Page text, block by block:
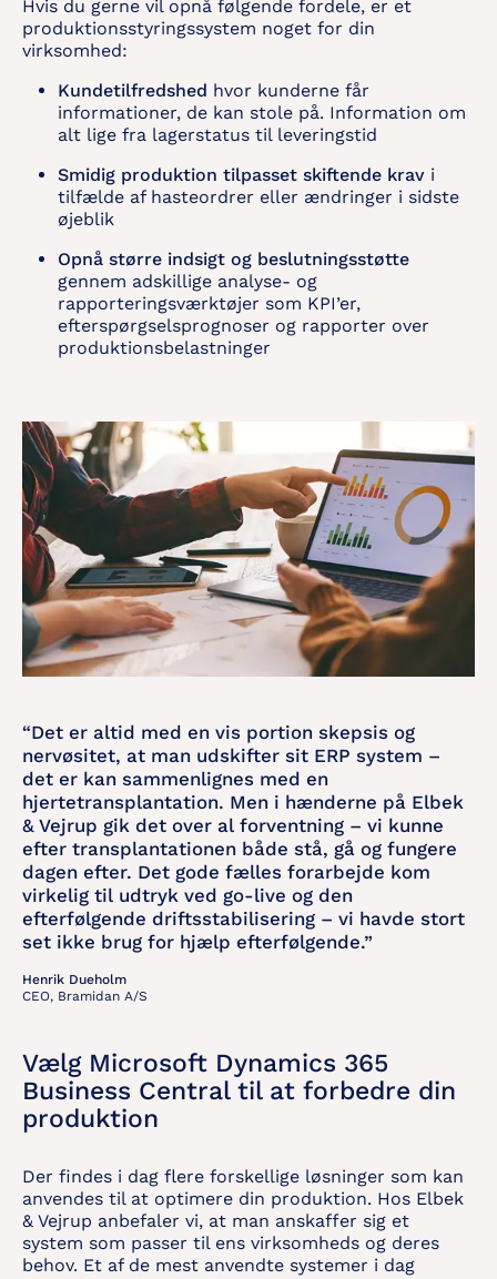
Hvis du gerne vil opnå følgende fordele, er et
produktionsstyringssystem noget for din
virksomhed:
Kundetilfredshed hvor kunderne får
informationer, de kan stole på. Information om
alt lige fra lagerstatus til leveringstid
Smidig produktion tilpasset skiftende krav i
tilfælde af hasteordrer eller ændringer i sidste
øjeblik
Opnå større indsigt og beslutningsstøtte
gennem adskillige analyse- og
rapporteringsværktøjer som KPI’er,
efterspørgselsprognoser og rapporter over
produktionsbelastninger
“Det er altid med en vis portion skepsis og
nervøsitet, at man udskifter sit ERP system –
det er kan sammenlignes med en
hjertetransplantation. Men i hænderne på Elbek
& Vejrup gik det over al forventning – vi kunne
efter transplantationen både stå, gå og fungere
dagen efter. Det gode fælles forarbejde kom
virkelig til udtryk ved go-live og den
efterfølgende driftsstabilisering – vi havde stort
set ikke brug for hjælp efterfølgende.”
Henrik Dueholm
CEO, Bramidan A/S
Vælg Microsoft Dynamics 365
Business Central til at forbedre din
produktion
Der findes i dag flere forskellige løsninger som kan
anvendes til at optimere din produktion. Hos Elbek
& Vejrup anbefaler vi, at man anskaffer sig et
system som passer til ens virksomheds og deres
behov. Et af de mest anvendte systemer i dag